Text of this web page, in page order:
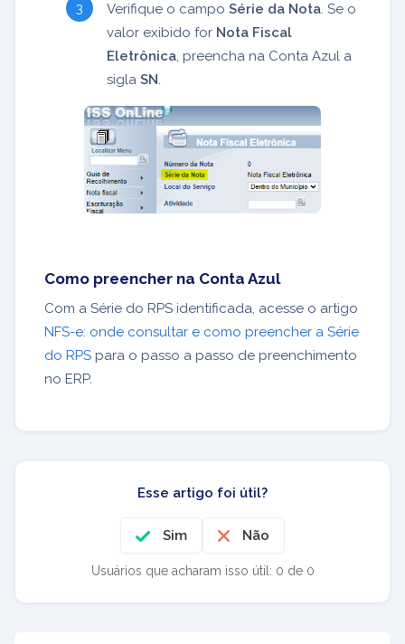
Verifique o campo Série da Nota. Se o
valor exibido for Nota Fiscal
Eletrônica, preencha na Conta Azul a
sigla SN.
Como preencher na Conta Azul
Com a Série do RPS identificada, acesse o artigo
NFS-e: onde consultar e como preencher a Série
do RPS para o passo a passo de preenchimento
no ERP.
Esse artigo foi útil?
Sim Não
Usuários que acharam isso útil: 0 de 0